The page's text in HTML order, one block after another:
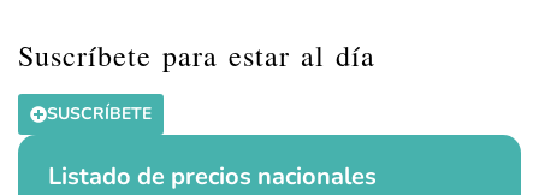
Suscríbete para estar al día
SUSCRÍBETE
Listado de precios nacionales